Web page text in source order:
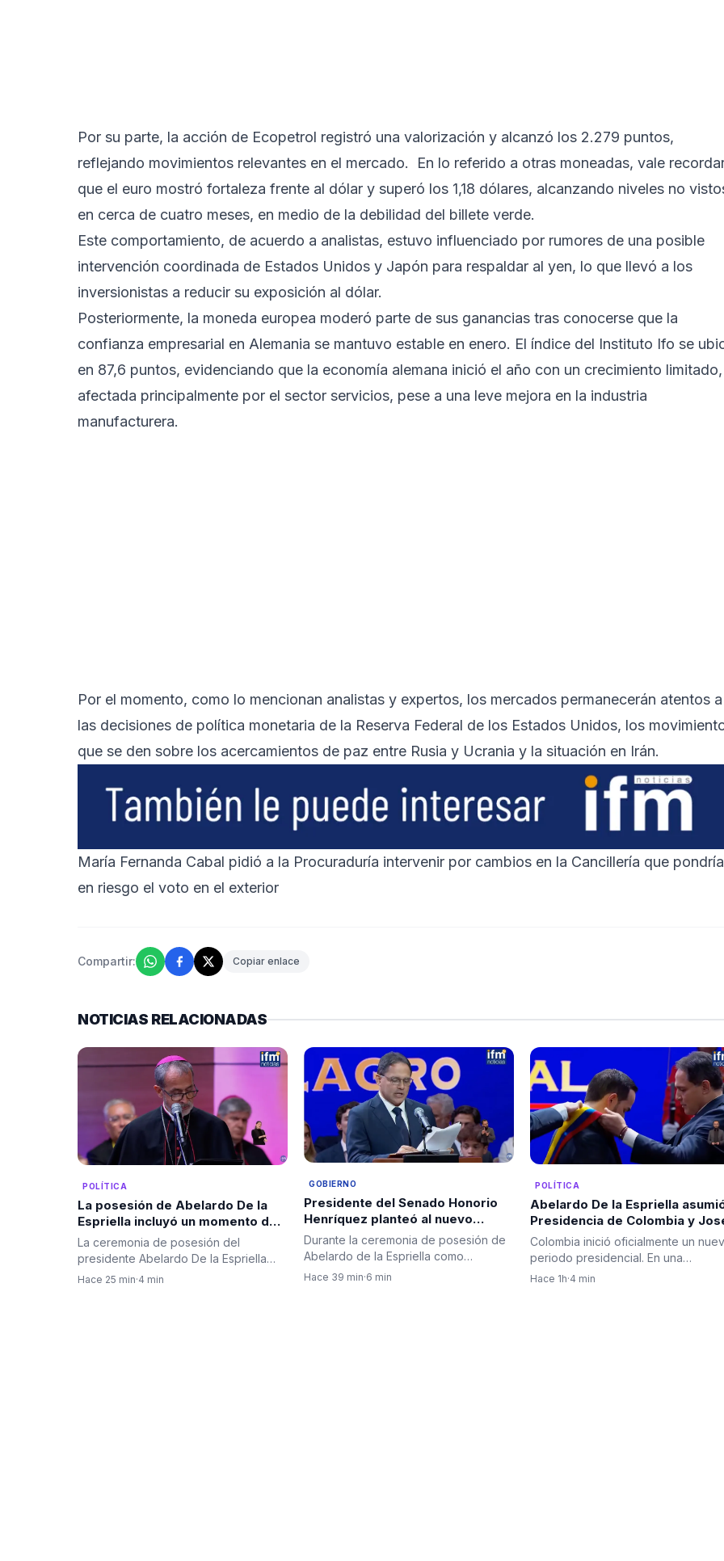
Por su parte, la acción de Ecopetrol registró una valorización y alcanzó los 2.279 puntos,
reflejando movimientos relevantes en el mercado. En lo referido a otras moneadas, vale
que el euro mostró fortaleza frente al dólar y superó los 1,18 dólares, alcanzando niveles no
en cerca de cuatro meses, en medio de la debilidad del billete verde.
Este comportamiento, de acuerdo a analistas, estuvo influenciado por rumores de una posible
intervención coordinada de Estados Unidos y Japón para respaldar al yen, lo que llevó a los
inversionistas a reducir su exposición al dólar.
Posteriormente, la moneda europea moderó parte de sus ganancias tras conocerse que la
confianza empresarial en Alemania se mantuvo estable en enero. El índice del Instituto Ifo se
en 87,6 puntos, evidenciando que la economía alemana inició el año con un crecimiento limitado,
afectada principalmente por el sector servicios, pese a una leve mejora en la industria
manufacturera.
Por el momento, como lo mencionan analistas y expertos, los mercados permanecerán atentos a
las decisiones de política monetaria de la Reserva Federal de los Estados Unidos, los
que se den sobre los acercamientos de paz entre Rusia y Ucrania y la situación en Irán.
María Fernanda Cabal pidió a la Procuraduría intervenir por cambios en la Cancillería que
en riesgo el voto en el exterior
Compartir: Copiar enlace
NOTICIAS RELACIONADAS
POLÍTICA
La posesión de Abelardo De la
Espriella incluyó un momento de
oración y diálogo interreligioso
por el futuro de Colombia
La ceremonia de posesión del
presidente Abelardo De la Espriella
incorporó un espacio de reflexión…
Hace 25 min·4 min
GOBIERNO
Presidente del Senado Honorio
Henríquez planteó al nuevo
Gobierno una agenda centrada en
seguridad, salud, economía y
lucha contra la corrupción
Durante la ceremonia de posesión de
Abelardo de la Espriella como
presidente de la República, el…
Hace 39 min·6 min
POLÍTICA
Abelardo De la Espriella
Presidencia de Colombia y
Manuel Restrepo se posesionó
como vicepresidente
Colombia inició oficialmente un
periodo presidencial. En una
ceremonia solemne realizada en…
Hace 1h·4 min